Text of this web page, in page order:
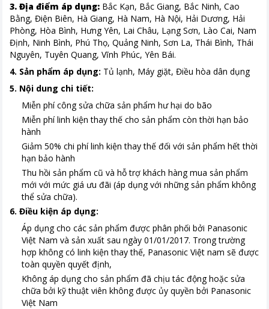
3. Địa điểm áp dụng: Bắc Kạn, Bắc Giang, Bắc Ninh, Cao
Bằng, Điện Biên, Hà Giang, Hà Nam, Hà Nội, Hải Dương, Hải
Phòng, Hòa Bình, Hưng Yên, Lai Châu, Lạng Sơn, Lào Cai, Nam
Định, Ninh Bình, Phú Thọ, Quảng Ninh, Sơn La, Thái Bình, Thái
Nguyên, Tuyên Quang, Vĩnh Phúc, Yên Bái.
4. Sản phẩm áp dụng: Tủ lạnh, Máy giặt, Điều hòa dân dụng
5. Nội dung chi tiết:
Miễn phí công sửa chữa sản phẩm hư hại do bão
Miễn phí linh kiện thay thế cho sản phẩm còn thời hạn bảo
hành
Giảm 50% chi phí linh kiện thay thế đối với sản phẩm hết thời
hạn bảo hành
Thu hồi sản phẩm cũ và hỗ trợ khách hàng mua sản phẩm
mới với mức giá ưu đãi (áp dụng với những sản phẩm không
thể sửa chữa).
6. Điều kiện áp dụng:
Áp dụng cho các sản phẩm được phân phối bởi Panasonic
Việt Nam và sản xuất sau ngày 01/01/2017. Trong trường
hợp không có linh kiện thay thế, Panasonic Việt nam sẽ được
toàn quyền quyết định,
Không áp dụng cho sản phẩm đã chịu tác động hoặc sửa
chữa bởi kỹ thuật viên không được ủy quyền bởi Panasonic
Việt Nam